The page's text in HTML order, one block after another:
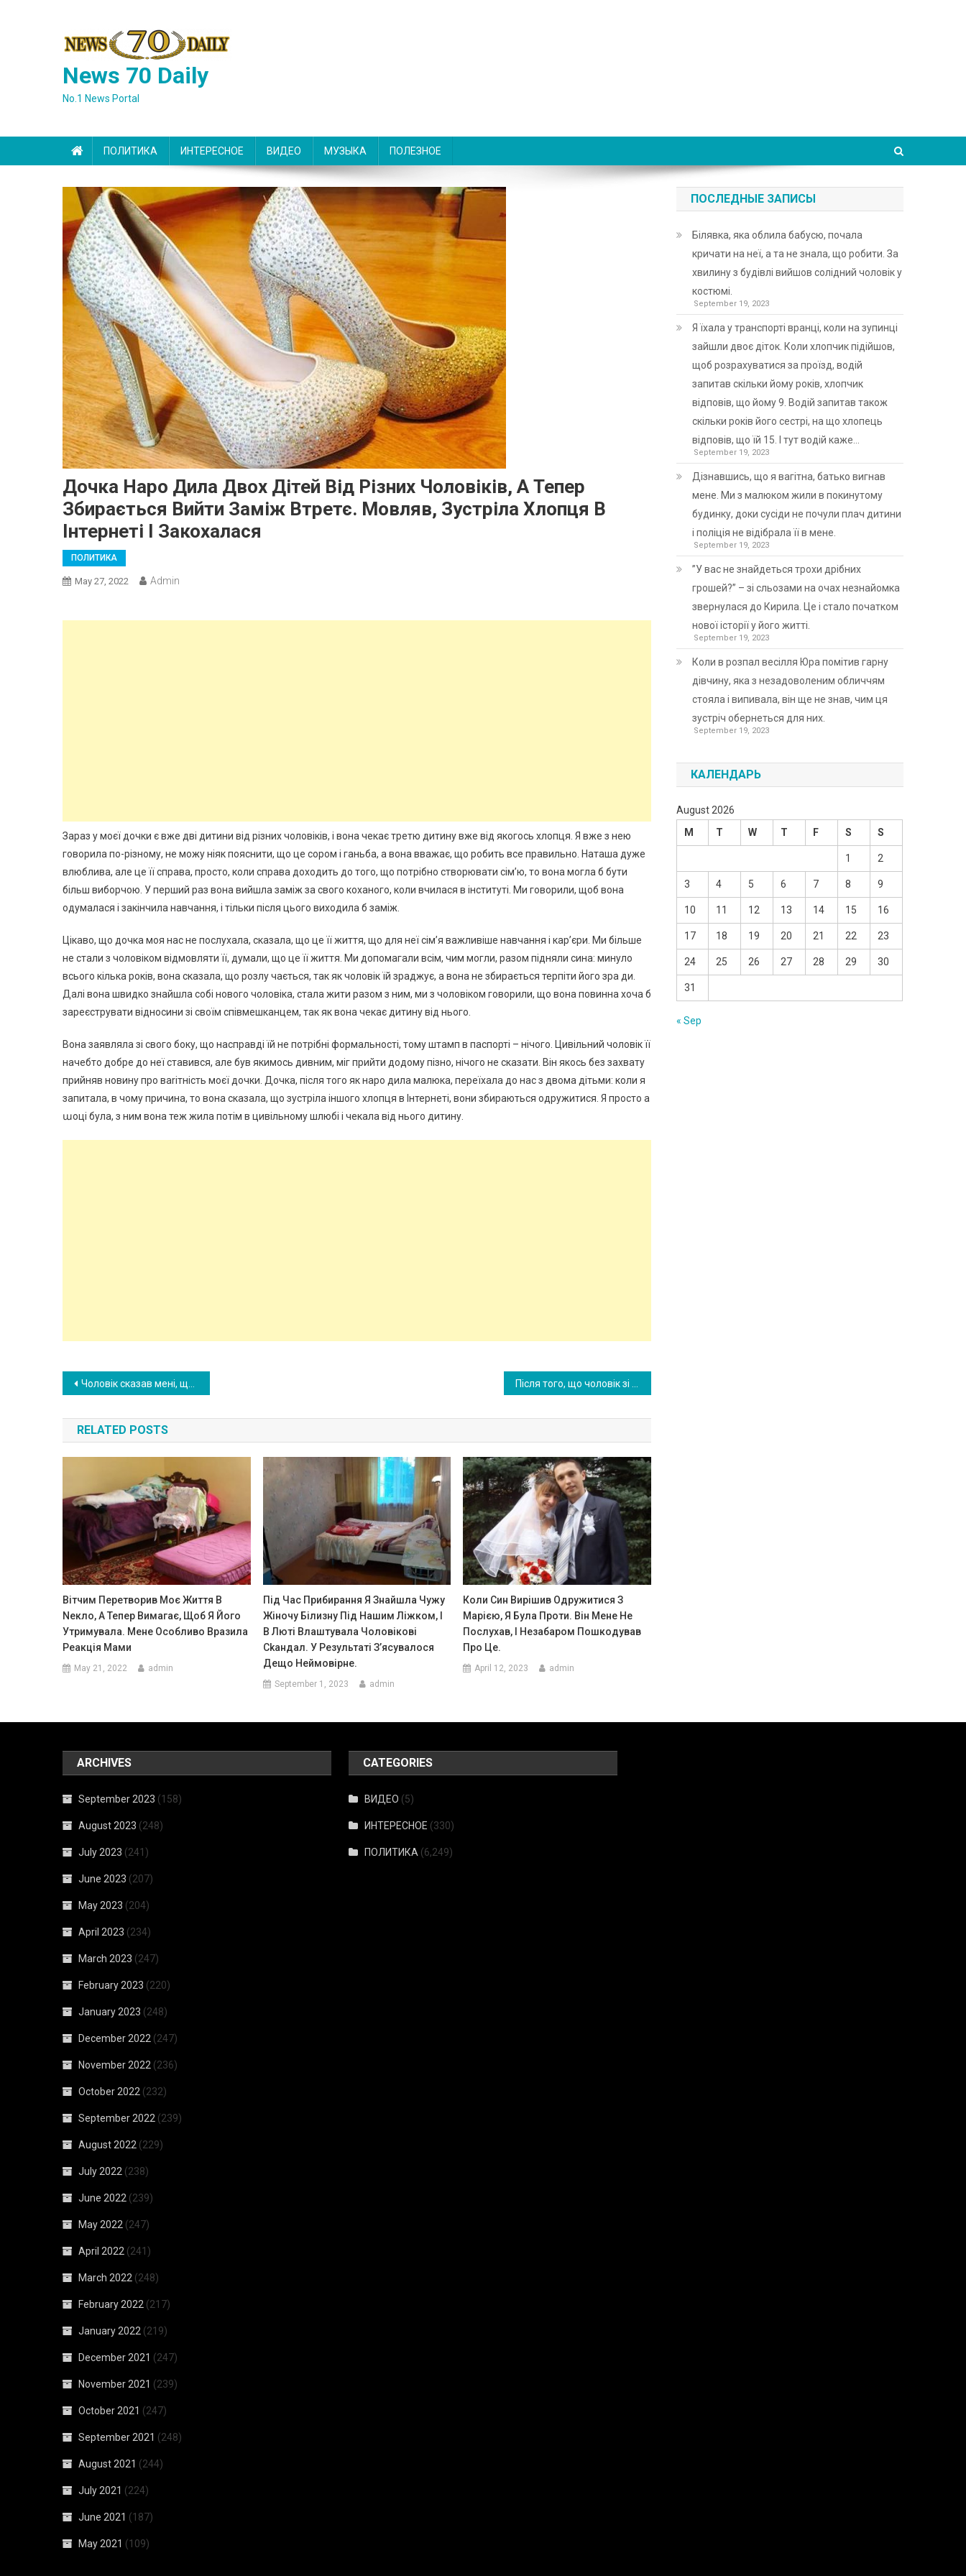
News 70 Daily
No.1 News Portal
ПОЛИТИКА ИНТЕРЕСНОЕ ВИДЕО МУЗЫКА ПОЛЕЗНОЕ
Дочка Наро Дила Двох Дітей Від Різних Чоловіків, А Тепер
Збирається Вийти Заміж Втретє. Мовляв, Зустріла Хлопця В
Інтернеті І Закохалася
ПОЛИТИКА
May 27, 2022 Admin
Зараз у моєї дочки є вже дві дитини від різних чоловіків, і вона чекає третю дитину вже від якогось хлопця. Я вже з нею
говорила по-різному, не можу ніяк пояснити, що це сором і ганьба, а вона вважає, що робить все правильно. Наташа дуже
влюблива, але це її справа, просто, коли справа доходить до того, що потрібно створювати сім’ю, то вона могла б бути
більш виборчою. У перший раз вона вийшла заміж за свого коханого, коли вчилася в інституті. Ми говорили, щоб вона
одумалася і закінчила навчання, і тільки після цього виходила б заміж.
Цікаво, що дочка моя нас не послухала, сказала, що це її життя, що для неї сім’я важливіше навчання і кар’єри. Ми більше
не стали з чоловіком відмовляти її, думали, що це її життя. Ми допомагали всім, чим могли, разом підняли сина: минуло
всього кілька років, вона сказала, що розлу чається, так як чоловік їй зраджує, а вона не збирається терпіти його зра ди.
Далі вона швидко знайшла собі нового чоловіка, стала жити разом з ним, ми з чоловіком говорили, що вона повинна хоча б
зареєструвати відносини зі своїм співмешканцем, так як вона чекає дитину від нього.
Вона заявляла зі свого боку, що насправді їй не потрібні формальності, тому штамп в паспорті – нічого. Цивільний чоловік її
начебто добре до неї ставився, але був якимось дивним, міг прийти додому пізно, нічого не сказати. Він якось без захвату
прийняв новину про ваrітність моєї дочки. Дочка, після того як наро дила малюка, переїхала до нас з двома дітьми: коли я
запитала, в чому причина, то вона сказала, що зустріла іншого хлопця в Інтернеті, вони збираються одружитися. Я просто а
աоці була, з ним вона теж жила потім в цивільному шлюбі і чекала від нього дитину.
Post
navigation
Чоловік сказав мені, що йому не вистачає грошей для пральної машинки, а коли я пішла в гості до свекрухи, то дізналася чому у нього грошей не вистачало
RELATED POSTS
Вітчим Перетворив Моє Життя В
Nекло, А Тепер Вимагає, Щоб Я Його
Утримувала. Мене Особливо Вразила
Реакція Мами
May 21, 2022 admin
Під Час Прибирання Я Знайшла Чужу
Жіночу Білизну Під Нашим Ліжком, І
В Люті Влаштувала Чоловікові
Сkандал. У Результаті З’ясувалося
Дещо Неймовірне.
September 1, 2023 admin
Коли Син Вирішив Одружитися З
Марією, Я Була Проти. Він Мене Не
Послухав, І Незабаром Пошкодував
Про Це.
April 12, 2023 admin
ПОСЛЕДНЫЕ ЗАПИСЫ
Білявка, яка облила бабусю, почала
кричати на неї, а та не знала, що робити. За
хвилину з будівлі вийшов солідний чоловік у
костюмі.
September 19, 2023
Я їхала у транспорті вранці, коли на зупинці
зайшли двоє діток. Коли хлопчик підійшов,
щоб розрахуватися за проїзд, водій
запитав скільки йому років, хлопчик
відповів, що йому 9. Водій запитав також
скільки років його сестрі, на що хлопець
відповів, що їй 15. І тут водій каже…
September 19, 2023
Дізнавшись, що я вагітна, батько вигнав
мене. Ми з малюком жили в покинутому
будинку, доки сусіди не почули плач дитини
і поліція не відібрала її в мене.
September 19, 2023
”У вас не знайдеться трохи дрібних
грошей?” – зі сльозами на очах незнайомка
звернулася до Кирила. Це і стало початком
нової історії у його житті.
September 19, 2023
Коли в розпал весілля Юра помітив гарну
дівчину, яка з незадоволеним обличчям
стояла і випивала, він ще не знав, чим ця
зустріч обернеться для них.
September 19, 2023
КАЛЕНДАРЬ
August 2026
M
T W T F S S
1 2
3 4 5 6 7 8 9
10 11 12 13 14 15 16
17 18 19 20 21 22 23
24 25 26 27 28 29 30
31
« Sep
ARCHIVES
September 2023 (158)
August 2023 (248)
July 2023 (241)
June 2023 (207)
May 2023 (204)
April 2023 (234)
March 2023 (247)
February 2023 (220)
January 2023 (248)
December 2022 (247)
November 2022 (236)
October 2022 (232)
September 2022 (239)
August 2022 (229)
July 2022 (238)
June 2022 (239)
May 2022 (247)
April 2022 (241)
March 2022 (248)
February 2022 (217)
January 2022 (219)
December 2021 (247)
November 2021 (239)
October 2021 (247)
September 2021 (248)
August 2021 (244)
July 2021 (224)
June 2021 (187)
May 2021 (109)
CATEGORIES
ВИДЕО (5)
ИНТЕРЕСНОЕ (330)
ПОЛИТИКА (6,249)